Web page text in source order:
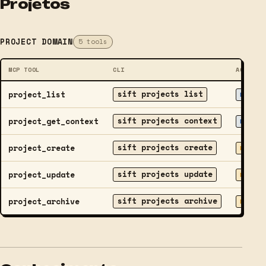
Projetos
PROJECT DOMAIN 5 tools
MCP TOOL CLI ACCESS
project_list sift projects list READ
project_get_context sift projects context READ
project_create sift projects create WRITE
project_update sift projects update WRITE
project_archive sift projects archive WRITE